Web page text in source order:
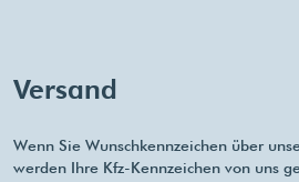
Versand
Wenn Sie Wunschkennzeichen über
werden Ihre Kfz-Kennzeichen von uns